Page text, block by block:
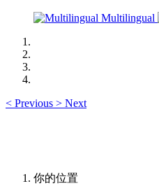
Multilingual
< Previous > Next
你的位置